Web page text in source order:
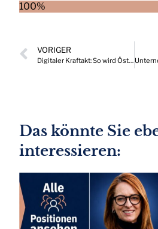
100%
VORIGER
Digitaler Kraftakt: So wird Österreich zu einem “Innovation Leader”
Das könnte Sie
interessieren: